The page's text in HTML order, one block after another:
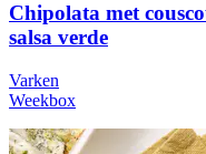
Chipolata met
salsa verde
Varken
Weekbox